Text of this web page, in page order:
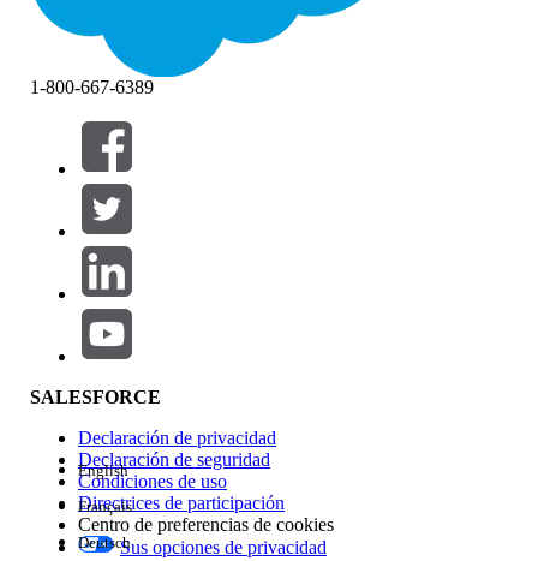
Filtros (0)
SELECCIONAR FILTROS
Área de productos
Repercusión de función
Edición
1-800-667-6389
SALESFORCE
Declaración de privacidad
Declaración de seguridad
Condiciones de uso
Directrices de participación
Centro de preferencias de cookies
Sus opciones de privacidad
English
Français
Deutsch